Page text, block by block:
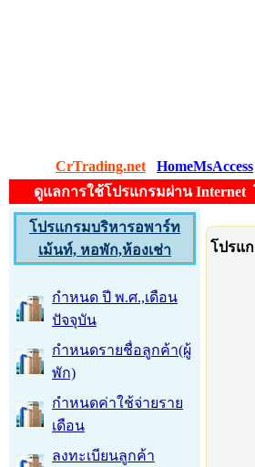
CrTrading.net HomeMsAccess
ดูแลการใช้โปรแกรมผ่าน Internet
โปรแกรมบริหารอพาร์ท
เม้นท์, หอพัก,ห้องเช่า
กำหนด ปี พ.ศ.,เดือน
ปัจจุบัน
กำหนดรายชื่อลูกค้า(ผู้
พัก)
กำหนดค่าใช้จ่ายราย
เดือน
ลงทะเบียนลูกค้า
โปรแ